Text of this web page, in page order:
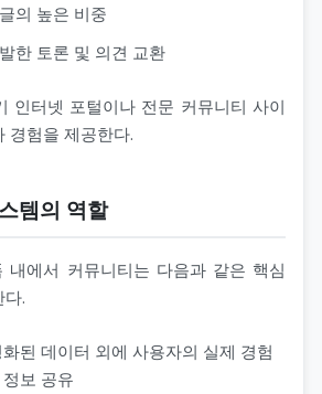
의 높은 비중
한 토론 및 의견 교환
인터넷 포털이나 전문 커뮤니티 사이
경험을 제공한다.
템의 역할
내에서 커뮤니티는 다음과 같은 핵심
.
된 데이터 외에 사용자의 실제 경험
보 공유